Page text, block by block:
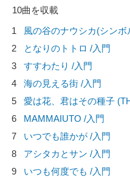
10曲を収載
1
風の谷のナウシカ(シン
2
となりのトトロ /入門
3
すすわたり /入門
4
海の見える街 /入門
5
愛は花、君はその種子
6
MAMMAIUTO /入門
7
いつでも誰かが /入門
8
アシタカとサン /入門
9
いつも何度でも /入門